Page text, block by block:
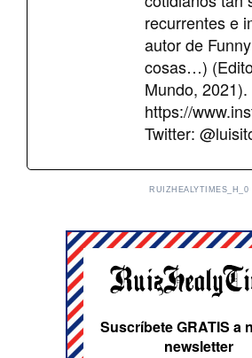
recurrentes e
autor de
cosas…)
Mundo,
https://
Twitter:
RUIZHEALYTIMES_H_0
Suscríbete GRATIS a
newsletter